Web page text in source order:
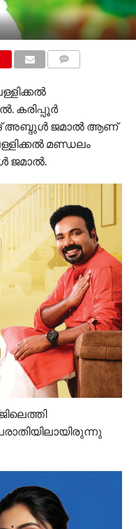
കരിപ്പൂര്‍
അബ്ദുള്‍ ജമാല്‍ ആണ്
മണ്ഡലം
ജമാല്‍.